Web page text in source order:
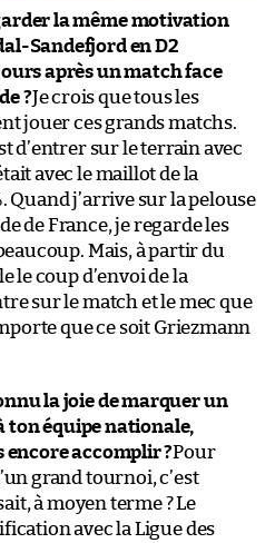
la même motivation
Sandefjord en D2
après un match face
?Je crois que tous les
jouer ces grands matchs.
d’entrer sur le terrain avec
avec le maillot de la
Quand j’arrive sur la pelouse
de France, je regarde les
Mais, à partir du
le coup d’envoi de la
sur le match et le mec que
que ce soit Griezmann
la joie de marquer un
ton équipe nationale,
encore accomplir ?Pour
grand tournoi, c’est
à moyen terme ? Le
avec la Ligue des